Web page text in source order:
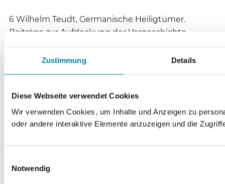
Zustimmung Details
Diese Webseite verwendet Cookies
Wir verwenden Cookies, um Inhalte und Anzeigen zu
oder andere interaktive Elemente anzuzeigen und die
Notwendig
6 Wilhelm Teudt, Germanische Heiligtümer.
Beiträge zur Aufdeckung der Vorgeschichte,
ausgehend von den Externsteinen, den
Lippequellen und der Teutoburg, Jena 1931.
1945. Ein Beitrag zur Kulturpolitik des Dritten
Reiches, München 2006, 53.
http://eisberg.blogsport.de/2007/05/28/braune-